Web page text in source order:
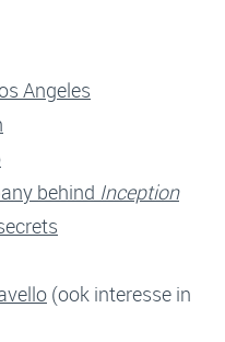
Angeles
behind Inception
(ook interesse in